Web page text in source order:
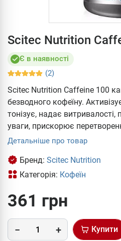
Scitec Nutrition
Є в наявності
(2)
Scitec Nutrition Caffeine 100
безводного кофеїну.
тонізує, надає
уваги, прискорює
Детальніше про товар
Бренд: Scitec Nutrition
Категорія: Кофеїн
361 грн
Купити